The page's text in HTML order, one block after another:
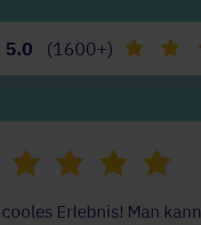
5.0 (1600+)
Erlebnis! Man kann